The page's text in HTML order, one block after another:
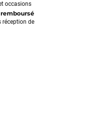
occasions
réception de